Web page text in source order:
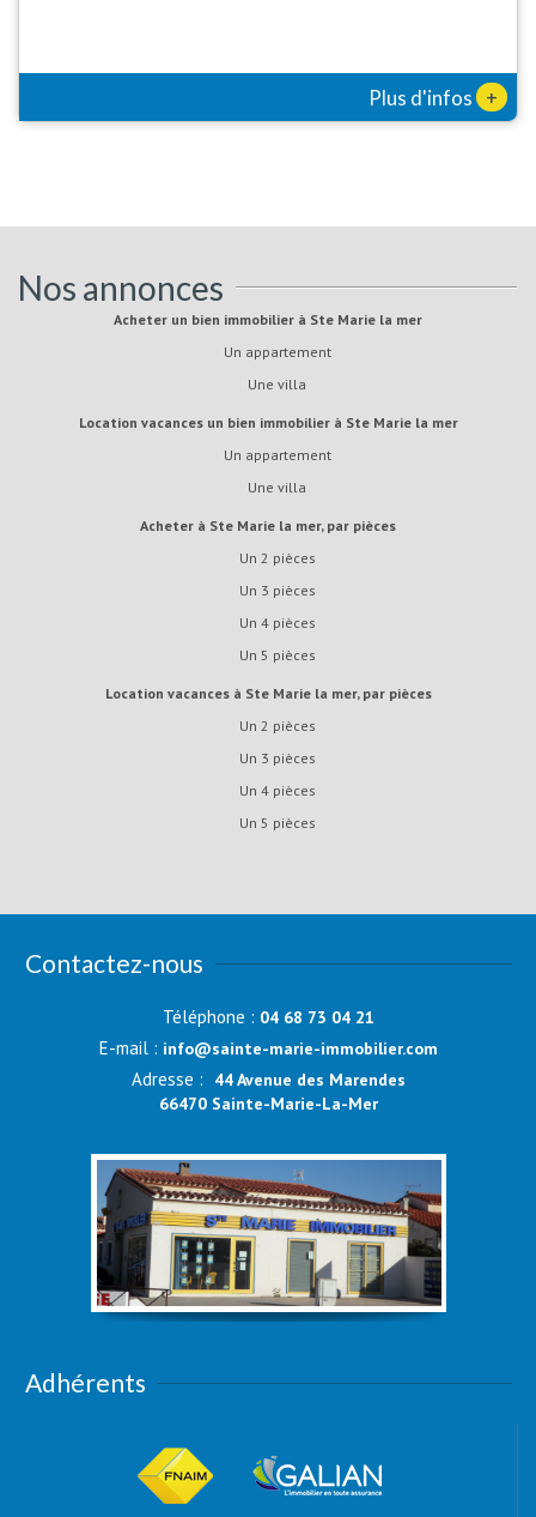
Plus d'infos +
Nos annonces
Acheter un bien immobilier à Ste Marie la mer
Un appartement
Une villa
Location vacances un bien immobilier à Ste Marie la mer
Un appartement
Une villa
Acheter à Ste Marie la mer, par pièces
Un 2 pièces
Un 3 pièces
Un 4 pièces
Un 5 pièces
Location vacances à Ste Marie la mer, par pièces
Un 2 pièces
Un 3 pièces
Un 4 pièces
Un 5 pièces
Contactez-nous
Téléphone : 04 68 73 04 21
E-mail : info@sainte-marie-immobilier.com
Adresse :
44 Avenue des Marendes
66470 Sainte-Marie-La-Mer
Adhérents